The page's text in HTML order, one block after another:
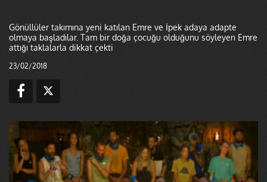
Gönüllüler takımına yeni katılan Emre ve İpek adaya adapte
olmaya başladılar. Tam bir doğa çocuğu olduğunu söyleyen Emre
attığı taklalarla dikkat çekti
23/02/2018